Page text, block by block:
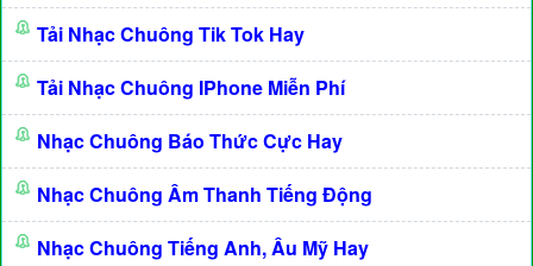
Tải Nhạc Chuông Tik Tok Hay
Tải Nhạc Chuông IPhone Miễn Phí
Nhạc Chuông Báo Thức Cực Hay
Nhạc Chuông Âm Thanh Tiếng Động
Nhạc Chuông Tiếng Anh, Âu Mỹ Hay